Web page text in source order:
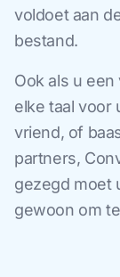
voldoet aan
bestand.
Ook als u
elke taal voor
vriend, of
partners,
gezegd moet
gewoon om